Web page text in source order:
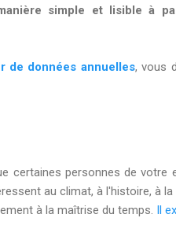
simple et lisible à
de données annuelles, vous
certaines personnes de
au climat, à l'histoire, à
à la maîtrise du temps. Il